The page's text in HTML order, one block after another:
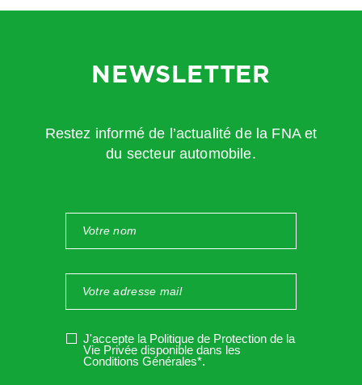
NEWSLETTER
Restez informé de l’actualité de la FNA et
du secteur automobile.
J'accepte la Politique de Protection de la
Vie Privée disponible dans les
Conditions Générales*.